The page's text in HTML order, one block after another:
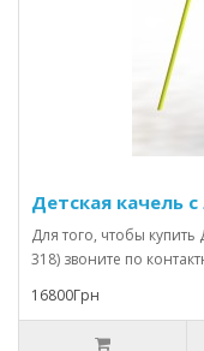
Детская качель
Для того, чтобы
318) звоните по
16800Грн